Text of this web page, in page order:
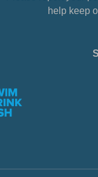
help keep